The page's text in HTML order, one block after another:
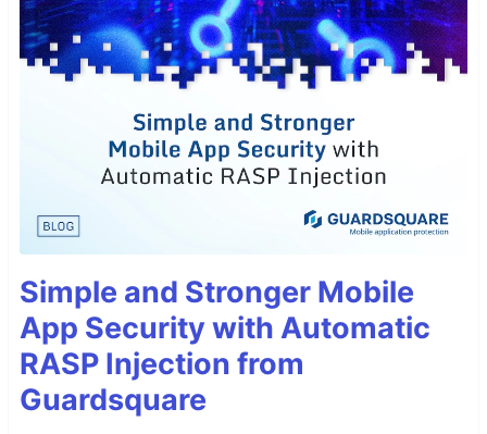
Simple and Stronger Mobile
App Security with Automatic
RASP Injection from
Guardsquare